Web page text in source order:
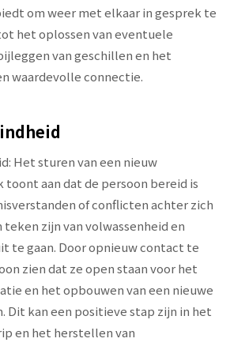
om weer met elkaar in gesprek te
het oplossen van eventuele
van geschillen en het
waardevolle connectie.
Het sturen van een nieuw
toont aan dat de persoon bereid is
of conflicten achter zich
zijn van volwassenheid en
te gaan. Door opnieuw contact te
zien dat ze open staan voor het
en het opbouwen van een nieuwe
Dit kan een positieve stap zijn in het
en het herstellen van